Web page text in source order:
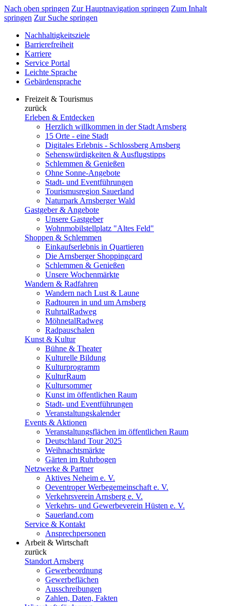
Nach oben springen Zur Hauptnavigation springen Zum Inhalt
springen Zur Suche springen
Nachhaltigkeitsziele
Barrierefreiheit
Karriere
Service Portal
Leichte Sprache
Gebärdensprache
Freizeit & Tourismus
zurück
Erleben & Entdecken
Herzlich willkommen in der Stadt Arnsberg
15 Orte - eine Stadt
Digitales Erlebnis - Schlossberg Arnsberg
Sehenswürdigkeiten & Ausflugstipps
Schlemmen & Genießen
Ohne Sonne-Angebote
Stadt- und Eventführungen
Tourismusregion Sauerland
Naturpark Arnsberger Wald
Gastgeber & Angebote
Unsere Gastgeber
Wohnmobilstellplatz "Altes Feld"
Shoppen & Schlemmen
Einkaufserlebnis in Quartieren
Die Arnsberger Shoppingcard
Schlemmen & Genießen
Unsere Wochenmärkte
Wandern & Radfahren
Wandern nach Lust & Laune
Radtouren in und um Arnsberg
RuhrtalRadweg
MöhnetalRadweg
Radpauschalen
Kunst & Kultur
Bühne & Theater
Kulturelle Bildung
Kulturprogramm
KulturRaum
Kultursommer
Kunst im öffentlichen Raum
Stadt- und Eventführungen
Veranstaltungskalender
Events & Aktionen
Veranstaltungsflächen im öffentlichen Raum
Deutschland Tour 2025
Weihnachtsmärkte
Gärten im Ruhrbogen
Netzwerke & Partner
Aktives Neheim e. V.
Oeventroper Werbegemeinschaft e. V.
Verkehrsverein Arnsberg e. V.
Verkehrs- und Gewerbeverein Hüsten e. V.
Sauerland.com
Service & Kontakt
Ansprechpersonen
Arbeit & Wirtschaft
zurück
Standort Arnsberg
Gewerbeordnung
Gewerbeflächen
Ausschreibungen
Zahlen, Daten, Fakten